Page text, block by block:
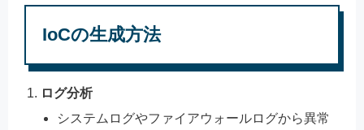
IoCの生成方法
ログ分析
システムログやファイアウォールログから異常